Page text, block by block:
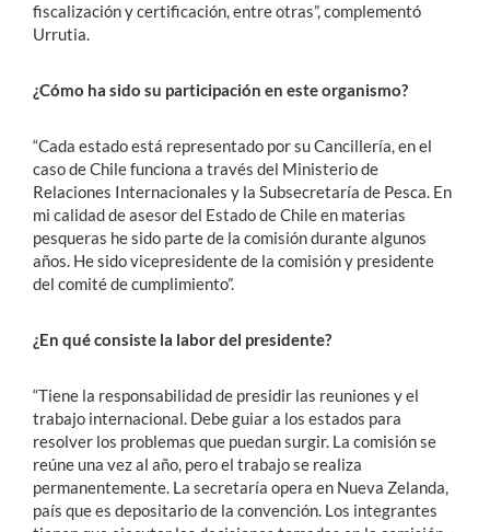
fiscalización y certificación, entre otras”, complementó
Urrutia.
¿Cómo ha sido su participación en este organismo?
“Cada estado está representado por su Cancillería, en el
caso de Chile funciona a través del Ministerio de
Relaciones Internacionales y la Subsecretaría de Pesca. En
mi calidad de asesor del Estado de Chile en materias
pesqueras he sido parte de la comisión durante algunos
años. He sido vicepresidente de la comisión y presidente
del comité de cumplimiento”.
¿En qué consiste la labor del presidente?
“Tiene la responsabilidad de presidir las reuniones y el
trabajo internacional. Debe guiar a los estados para
resolver los problemas que puedan surgir. La comisión se
reúne una vez al año, pero el trabajo se realiza
permanentemente. La secretaría opera en Nueva Zelanda,
país que es depositario de la convención. Los integrantes